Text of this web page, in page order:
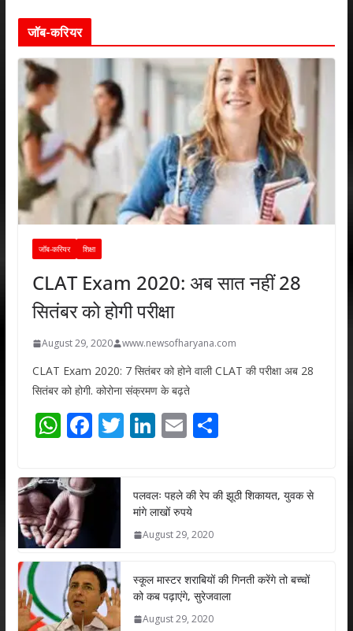
जॉब-करियर
जॉब-करियर शिक्षा
CLAT Exam 2020: अब सात नहीं 28
सितंबर को होगी परीक्षा
August 29, 2020 www.newsofharyana.com
CLAT Exam 2020: 7 सितंबर को होने वाली CLAT की परीक्षा अब 28
सितंबर को होगी. कोरोना संक्रमण के बढ़ते
W
at
s
A
p
p
F
e
b
o
k
T
er
Li
e
dI
n
E
l
S
e
पलवलः पहले की रेप की झूठी शिकायत, युवक से
मांगे लाखों रुपये
August 29, 2020
स्कूल मास्टर शराबियों की गिनती करेंगे तो बच्चों
को कब पढ़ाएंगे, सुरेजवाला
August 29, 2020